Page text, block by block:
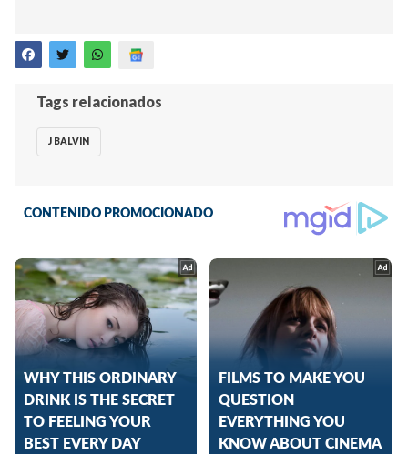
Tags relacionados
J BALVIN